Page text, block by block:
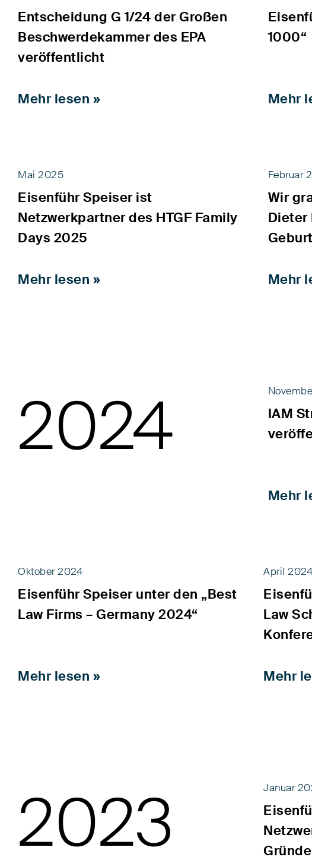
Entscheidung G 1/24 der Großen
Beschwerdekammer des EPA
veröffentlicht
Mehr lesen »
1000“
Mehr
Mai 2025
Eisenführ Speiser ist
Netzwerkpartner des HTGF Family
Days 2025
Mehr lesen »
Februar
Wir
Dieter
Mehr
2024
IAM
Mehr
Oktober 2024
Eisenführ Speiser unter den „Best
Law Firms – Germany 2024“
Mehr lesen »
April
Law
Mehr
2023
Januar